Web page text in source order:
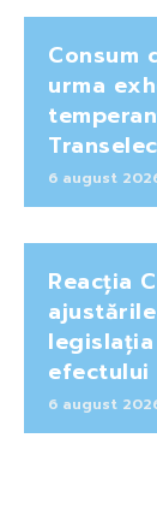
Consum
urma
6 august
Reacția
efectului
6 august